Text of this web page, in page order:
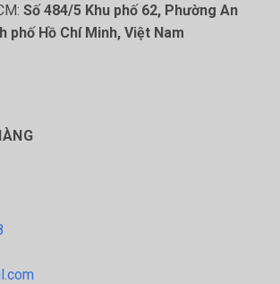
Số 484/5 Khu phố 62, Phường An
phố Hồ Chí Minh, Việt Nam